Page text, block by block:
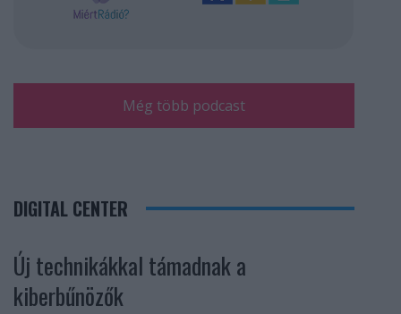
Még több podcast
DIGITAL CENTER
Új technikákkal támadnak a
kiberbűnözők